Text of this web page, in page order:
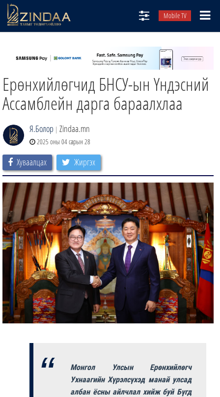
Mobile TV
ТВ8
ӨГЛӨӨНИЙ СОНИН
АУДИО ЗОХИОЛ
Ерөнхийлөгчид БНСУ-ын Үндэсний
Ассамблейн дарга бараалхлаа
Я.Болор | Zindaa.mn
2025 оны 04 сарын 28
Хуваалцах Жиргэх
Монгол Улсын Ерөнхийлөгч
Ухнаагийн Хүрэлсүхэд манай улсад
албан ёсны айлчлал хийж буй Бүгд